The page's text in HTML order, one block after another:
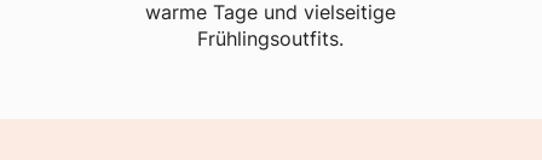
warme Tage und vielseitige
Frühlingsoutfits.